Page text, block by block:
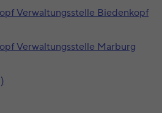
Verwaltungsstelle Biedenkopf
Verwaltungsstelle Marburg